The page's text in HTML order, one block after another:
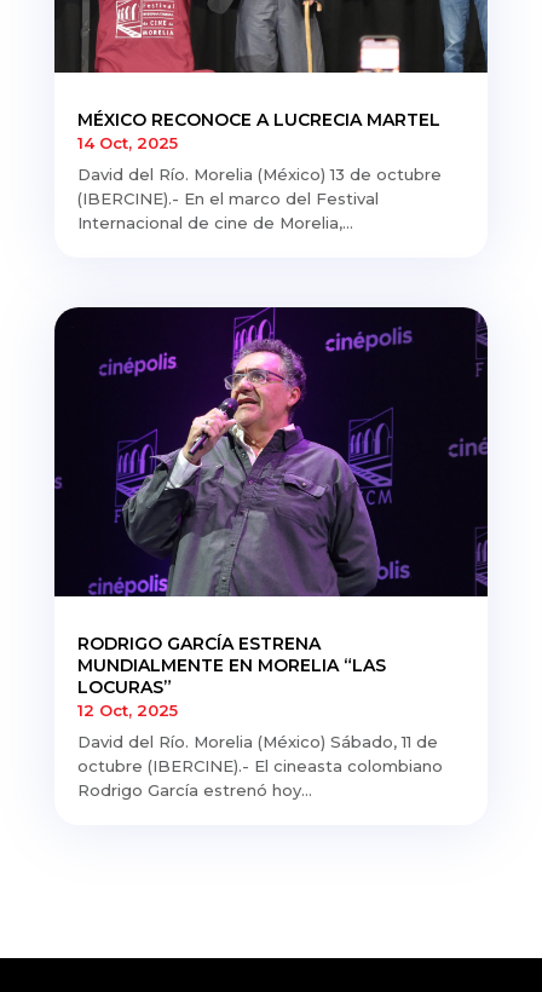
MÉXICO RECONOCE A LUCRECIA MARTEL
14 Oct, 2025
David del Río. Morelia (México) 13 de octubre
(IBERCINE).- En el marco del Festival
Internacional de cine de Morelia,...
RODRIGO GARCÍA ESTRENA
MUNDIALMENTE EN MORELIA “LAS
LOCURAS”
12 Oct, 2025
David del Río. Morelia (México) Sábado, 11 de
octubre (IBERCINE).- El cineasta colombiano
Rodrigo García estrenó hoy...